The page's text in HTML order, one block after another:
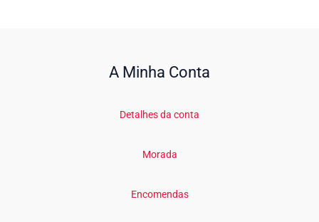
A Minha Conta
Detalhes da conta
Morada
Encomendas